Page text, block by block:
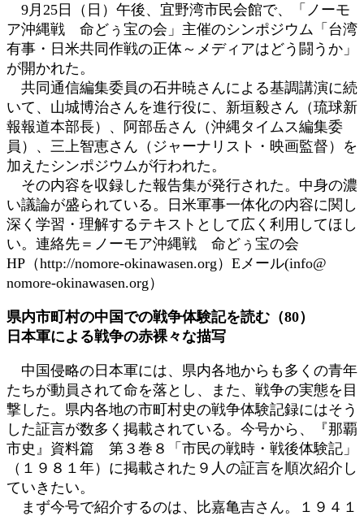
9月25日（日）午後、宜野湾市民会館で、「ノーモ
ア沖縄戦 命どぅ宝の会」主催のシンポジウム「台湾
有事・日米共同作戦の正体～メディアはどう闘うか」
が開かれた。
共同通信編集委員の石井暁さんによる基調講演に続
いて、山城博治さんを進行役に、新垣毅さん（琉球新
報報道本部長）、阿部岳さん（沖縄タイムス編集委
員）、三上智恵さん（ジャーナリスト・映画監督）を
加えたシンポジウムが行われた。
その内容を収録した報告集が発行された。中身の濃
い議論が盛られている。日米軍事一体化の内容に関し
深く学習・理解するテキストとして広く利用してほし
い。連絡先＝ノーモア沖縄戦 命どぅ宝の会
HP（http://nomore-okinawasen.org）Eメール(info@
nomore-okinawasen.org）
県内市町村の中国での戦争体験記を読む（80）
日本軍による戦争の赤裸々な描写
中国侵略の日本軍には、県内各地からも多くの青年
たちが動員されて命を落とし、また、戦争の実態を目
撃した。県内各地の市町村史の戦争体験記録にはそう
した証言が数多く掲載されている。今号から、『那覇
市史』資料篇 第３巻８「市民の戦時・戦後体験記」
（１９８１年）に掲載された９人の証言を順次紹介し
ていきたい。
まず今号で紹介するのは、比嘉亀吉さん。１９４１